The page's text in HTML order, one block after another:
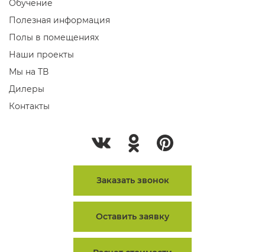
Обучение
Полезная информация
Полы в помещениях
Наши проекты
Мы на ТВ
Дилеры
Контакты
Заказать звонок
Оставить заявку